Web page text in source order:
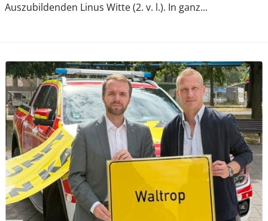
Auszubildenden Linus Witte (2. v. l.). In ganz...